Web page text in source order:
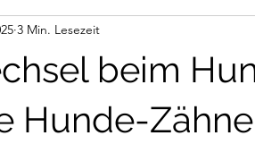
nur via Link
beim
Hunde-Zähne
3 Min. Lesezeit